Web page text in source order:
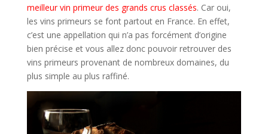
meilleur vin primeur des grands crus classés. Car oui,
les vins primeurs se font partout en France. En effet,
c’est une appellation qui n’a pas forcément d’origine
bien précise et vous allez donc pouvoir retrouver des
vins primeurs provenant de nombreux domaines, du
plus simple au plus raffiné.